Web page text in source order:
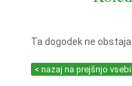
Ta dogodek ne obstaja.
< nazaj na prejšnjo